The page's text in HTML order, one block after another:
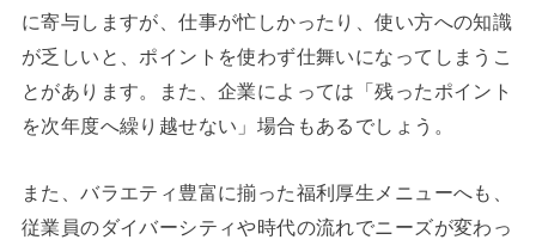
に寄与しますが、仕事が忙しかったり、使い方への知識
が乏しいと、ポイントを使わず仕舞いになってしまうこ
とがあります。また、企業によっては「残ったポイント
を次年度へ繰り越せない」場合もあるでしょう。
また、バラエティ豊富に揃った福利厚生メニューへも、
従業員のダイバーシティや時代の流れでニーズが変わっ